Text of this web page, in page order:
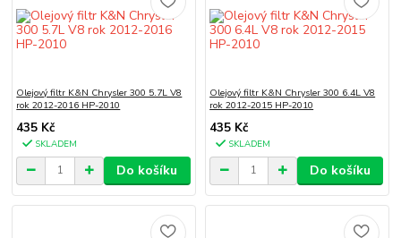
Olejový filtr K&N Chrysler 300 5.7L V8
rok 2012-2016 HP-2010
435 Kč
SKLADEM
Do košíku
Olejový filtr K&N Chrysler 300 6.4L V8
rok 2012-2015 HP-2010
435 Kč
SKLADEM
Do košíku